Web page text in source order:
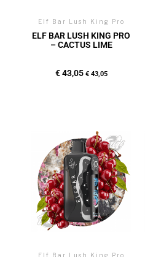
Elf Bar Lush King Pro
ELF BAR LUSH KING PRO
– CACTUS LIME
€43,05 €43,05
Elf Bar Lush King Pro